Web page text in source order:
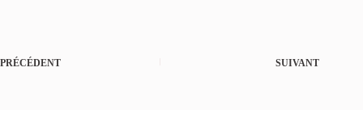
PRÉCÉDENT SUIVANT